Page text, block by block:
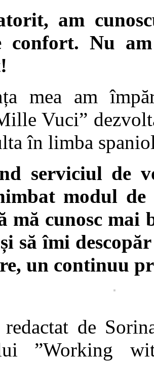
am
confort. Nu
mea am
Vuci”
în limba
serviciul de
modul
mă cunosc mai
să îmi
un continuu
de
”Working